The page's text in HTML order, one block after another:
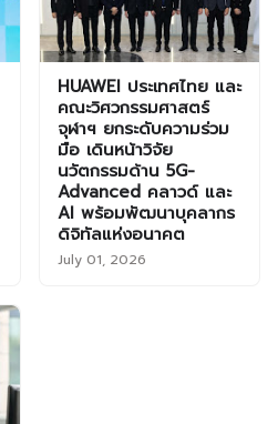
HUAWEI ประเทศไทย และ
คณะวิศวกรรมศาสตร์
จุฬาฯ ยกระดับความร่วม
มือ เดินหน้าวิจัย
นวัตกรรมด้าน 5G-
Advanced คลาวด์ และ
AI พร้อมพัฒนาบุคลากร
ดิจิทัลแห่งอนาคต
July 01, 2026